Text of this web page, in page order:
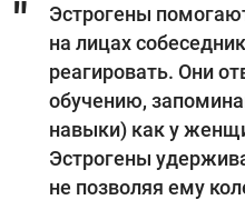
Эстрогены
на лицах
реагировать. Они
обучению,
навыки) как у
Эстрогены
не позволяя ему